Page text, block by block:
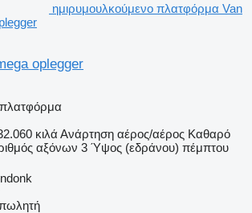
ημιρυμουλκούμενο πλατφόρμα Van
oplegger
κιλά Ανάρτηση αέρος/αέρος Καθαρό
αξόνων 3 Ύψος (εδράνου) πέμπτου